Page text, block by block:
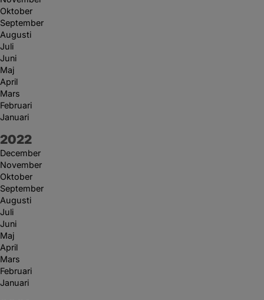
Oktober
September
Augusti
Juli
Juni
Maj
April
Mars
Februari
Januari
År:
2022
December
November
Oktober
September
Augusti
Juli
Juni
Maj
April
Mars
Februari
Januari